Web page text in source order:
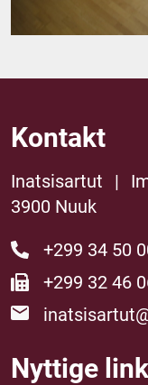
Kontakt
Inatsisartut |
3900 Nuuk
+299 34 50
+299 32 46
Nyttige